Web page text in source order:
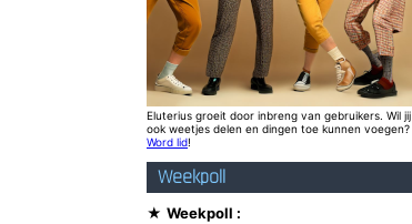
Eluterius groeit door inbreng van gebruikers. Wil jij
ook weetjes delen en dingen toe kunnen voegen?
Word lid!
Weekpoll
★ Weekpoll :